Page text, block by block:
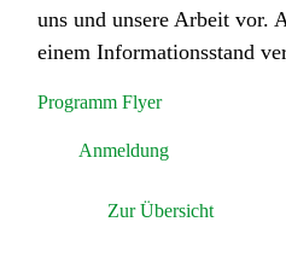
uns und unsere Arbeit vor.
einem Informationsstand
Programm Flyer
Anmeldung
Zur Übersicht